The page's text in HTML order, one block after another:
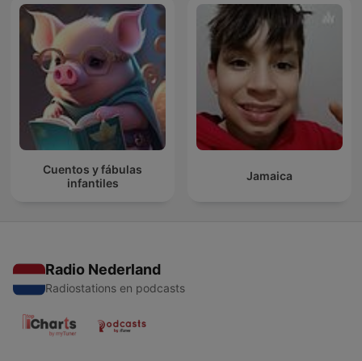
Cuentos y fábulas
infantiles
Jamaica
Radio Nederland
Radiostations en podcasts